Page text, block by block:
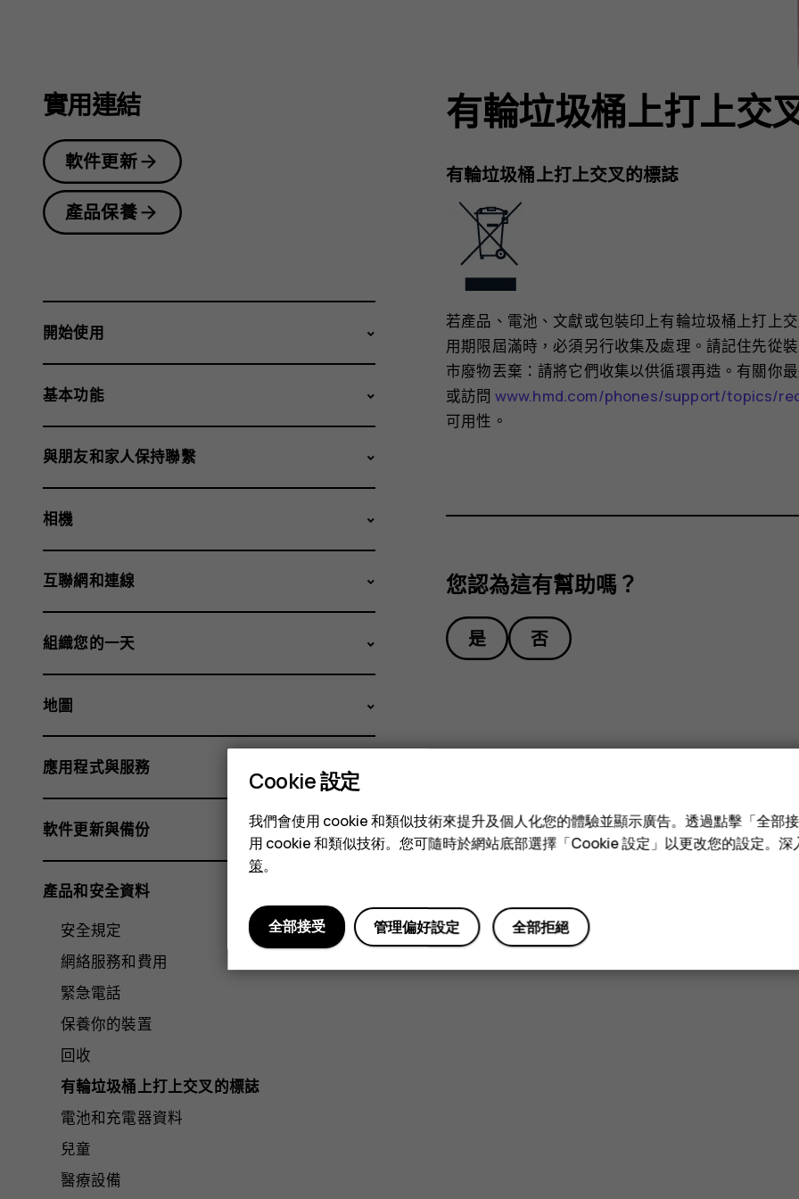
有輪垃圾桶上打上交
有輪垃圾桶上打上交叉的標誌
若產品、電池、文獻或包裝印上有輪垃圾桶上打上
用期限屆滿時，必須另行收集及處理。請記住先從
市廢物丟棄：請將它們收集以供循環再造。有關你
或訪問 www.hmd.com/phones/support/topics/
可用性。
您認為這有幫助嗎？
是 否
實用連結
軟件更新
產品保養
開始使用
基本功能
與朋友和家人保持聯繫
相機
互聯網和連線
組織您的一天
地圖
應用程式與服務
軟件更新與備份
產品和安全資料
安全規定
網絡服務和費用
緊急電話
保養你的裝置
回收
有輪垃圾桶上打上交叉的標誌
電池和充電器資料
兒童
醫療設備
Cookie 設定
我們會使用 cookie 和類似技術來提升及個人化您的體驗並顯示廣告。透過點擊「全部
用 cookie 和類似技術。您可隨時於網站底部選擇「Cookie 設定」以更改您的設定。
策。
全部拒絕
管理偏好設定
全部接受